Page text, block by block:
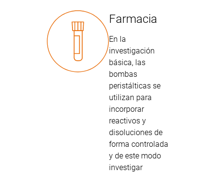
Farmacia
En la
investigación
básica, las
bombas
peristálticas se
utilizan para
incorporar
reactivos y
disoluciones de
forma controlada
y de este modo
investigar